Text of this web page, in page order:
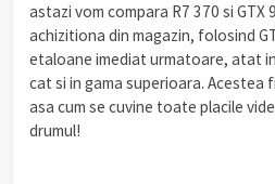
astazi vom compara R7 370 si
achizitiona din magazin, folosind
etaloane imediat urmatoare, atat
cat si in gama superioara. Acestea
asa cum se cuvine toate placile
drumul!